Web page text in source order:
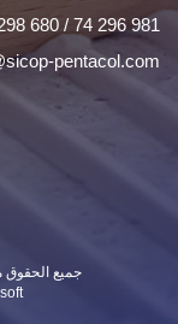
680 / 74 296 981
pentacol.com
جميع